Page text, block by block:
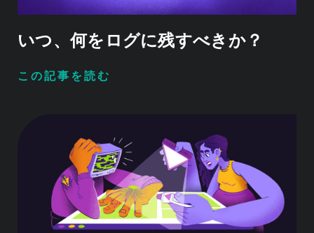
いつ、何をログに残すべきか？
この記事を読む